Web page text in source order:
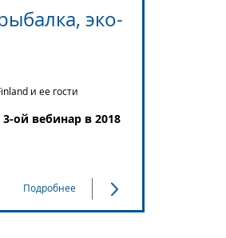
эко-
и ее гости
ой вебинар в 2018
Подробнее